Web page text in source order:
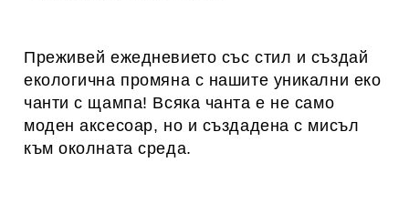
Преживей ежедневието със стил и създай
екологична промяна с нашите уникални еко
чанти с щампа! Всяка чанта е не само
моден аксесоар, но и създадена с мисъл
към околната среда.